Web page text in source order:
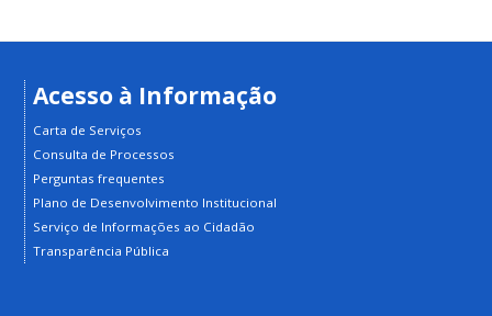
Acesso à Informação
Carta de Serviços
Consulta de Processos
Perguntas frequentes
Plano de Desenvolvimento Institucional
Serviço de Informações ao Cidadão
Transparência Pública